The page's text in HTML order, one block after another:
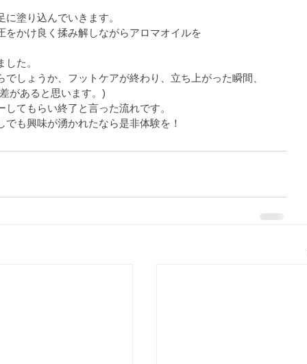
塗り込んでいきます。
かけ良く揉み解しながらアロマオイルを
た。
しょうか、フットケアが終わり、立ち上がった瞬間、
があると思います。)
てもらい終了と言った流れです。
も興味が湧かれたなら是非体験を！